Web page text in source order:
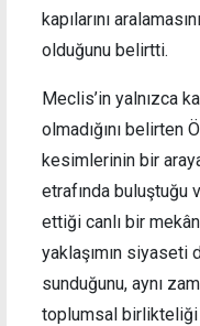
kapılarını
olduğunu belirtti.
Meclis’in yalnızca
olmadığını belirten
kesimlerinin bir
etrafında buluştuğu
ettiği canlı bir
yaklaşımın siyaseti
sunduğunu, aynı
toplumsal birlikteliği